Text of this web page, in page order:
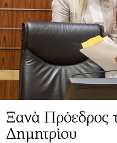
Ξανά Πρόεδρος
Δημητρίου